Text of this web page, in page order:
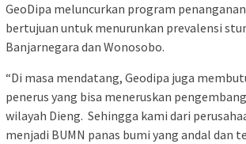
GeoDipa meluncurkan program
bertujuan untuk menurunkan prevalensi
Banjarnegara dan Wonosobo.
“Di masa mendatang, Geodipa juga
penerus yang bisa meneruskan
wilayah Dieng. Sehingga kami dari
menjadi BUMN panas bumi yang andal dan